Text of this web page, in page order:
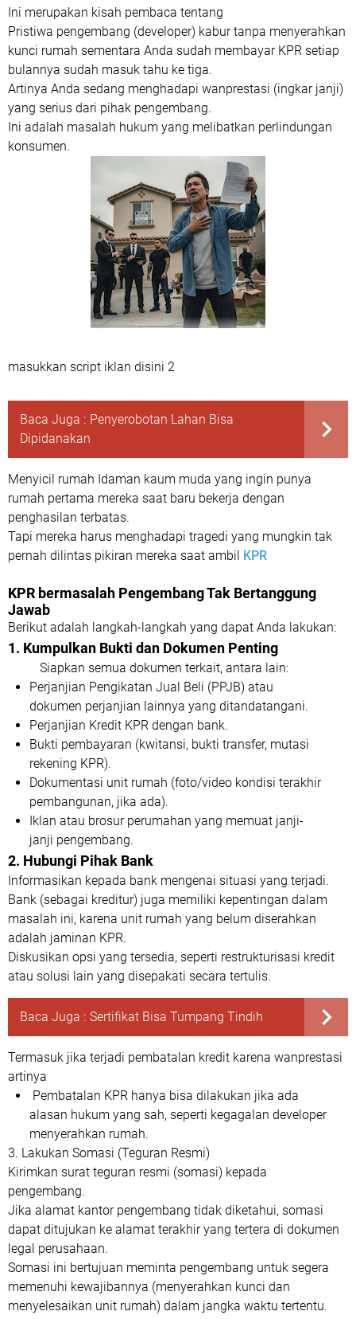
Ini merupakan kisah pembaca tentang
Pristiwa pengembang (developer) kabur tanpa menyerahkan
kunci rumah sementara Anda sudah membayar KPR setiap
bulannya sudah masuk tahu ke tiga.
Artinya Anda sedang menghadapi wanprestasi (ingkar janji)
yang serius dari pihak pengembang.
Ini adalah masalah hukum yang melibatkan perlindungan
konsumen.
masukkan script iklan disini 2
Baca Juga : Penyerobotan Lahan Bisa
Dipidanakan
Menyicil rumah Idaman kaum muda yang ingin punya
rumah pertama mereka saat baru bekerja dengan
penghasilan terbatas.
Tapi mereka harus menghadapi tragedi yang mungkin tak
pernah dilintas pikiran mereka saat ambil KPR
KPR bermasalah Pengembang Tak Bertanggung
Jawab
Berikut adalah langkah-langkah yang dapat Anda lakukan:
1. Kumpulkan Bukti dan Dokumen Penting
Siapkan semua dokumen terkait, antara lain:
Perjanjian Pengikatan Jual Beli (PPJB) atau
dokumen perjanjian lainnya yang ditandatangani.
Perjanjian Kredit KPR dengan bank.
Bukti pembayaran (kwitansi, bukti transfer, mutasi
rekening KPR).
Dokumentasi unit rumah (foto/video kondisi terakhir
pembangunan, jika ada).
Iklan atau brosur perumahan yang memuat janji-
janji pengembang.
2. Hubungi Pihak Bank
Informasikan kepada bank mengenai situasi yang terjadi.
Bank (sebagai kreditur) juga memiliki kepentingan dalam
masalah ini, karena unit rumah yang belum diserahkan
adalah jaminan KPR.
Diskusikan opsi yang tersedia, seperti restrukturisasi kredit
atau solusi lain yang disepakati secara tertulis.
Baca Juga : Sertifikat Bisa Tumpang Tindih
Termasuk jika terjadi pembatalan kredit karena wanprestasi
artinya
Pembatalan KPR hanya bisa dilakukan jika ada
alasan hukum yang sah, seperti kegagalan developer
menyerahkan rumah.
3. Lakukan Somasi (Teguran Resmi)
Kirimkan surat teguran resmi (somasi) kepada
pengembang.
Jika alamat kantor pengembang tidak diketahui, somasi
dapat ditujukan ke alamat terakhir yang tertera di dokumen
legal perusahaan.
Somasi ini bertujuan meminta pengembang untuk segera
memenuhi kewajibannya (menyerahkan kunci dan
menyelesaikan unit rumah) dalam jangka waktu tertentu.